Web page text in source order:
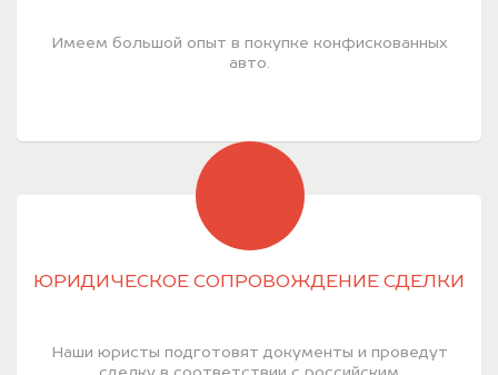
Имеем большой опыт в покупке конфискованных
авто.
ЮРИДИЧЕСКОЕ СОПРОВОЖДЕНИЕ СДЕЛКИ
Наши юристы подготовят документы и проведут